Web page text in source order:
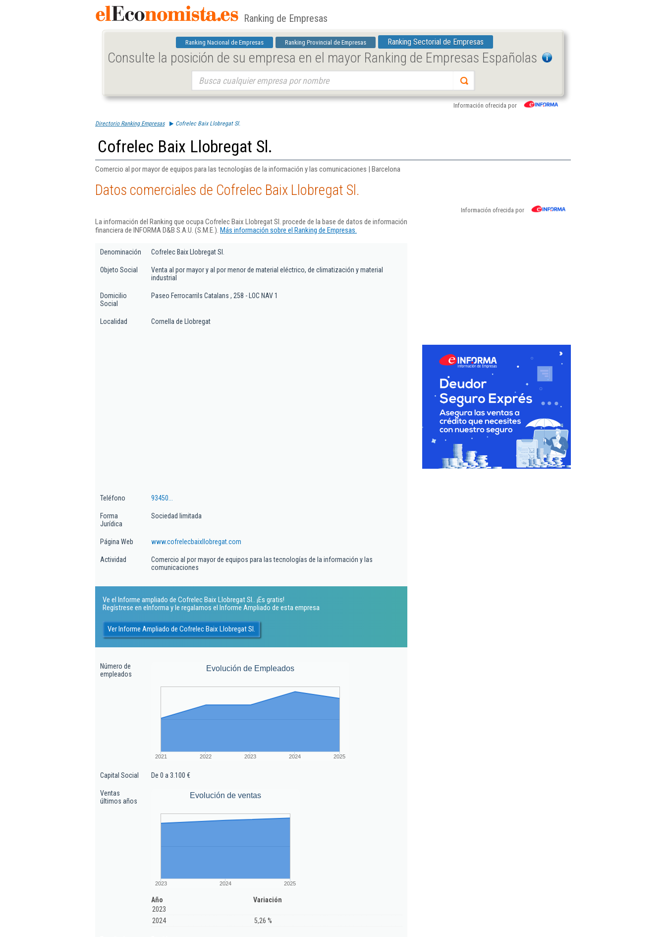
Ranking de Empresas
Ranking Nacional de Empresas Ranking Provincial de Empresas Ranking Sectorial de Empresas
Consulte la posición de su empresa en el mayor Ranking de Empresas Españolas
Información ofrecida por
Directorio Ranking Empresas Cofrelec Baix Llobregat Sl.
Cofrelec Baix Llobregat Sl.
Comercio al por mayor de equipos para las tecnologías de la información y las comunicaciones | Barcelona
Datos comerciales de Cofrelec Baix Llobregat Sl.
Información ofrecida por
La información del Ranking que ocupa Cofrelec Baix Llobregat Sl. procede de la base de datos de información
financiera de INFORMA D&B S.A.U. (S.M.E.). Más información sobre el Ranking de Empresas.
Denominación Cofrelec Baix Llobregat Sl.
Objeto Social
Venta al por mayor y al por menor de material eléctrico, de climatización y material
industrial
Domicilio
Social
Paseo Ferrocarrils Catalans , 258 - LOC NAV 1
Localidad Cornella de Llobregat
Teléfono 93450...
Forma
Jurídica
Sociedad limitada
Página Web www.cofrelecbaixllobregat.com
Actividad
Comercio al por mayor de equipos para las tecnologías de la información y las
comunicaciones
Ve el Informe ampliado de Cofrelec Baix Llobregat Sl.. ¡Es gratis!
Regístrese en eInforma y le regalamos el Informe Ampliado de esta empresa
Ver Informe Ampliado de Cofrelec Baix Llobregat Sl.
Número de
empleados
Evolución de Empleados
2021 2022 2023 2024 2025
Capital Social De 0 a 3.100 €
Ventas
últimos años
Evolución de ventas
2023 2024 2025
Año
Variación
2023
2024
5,26 %